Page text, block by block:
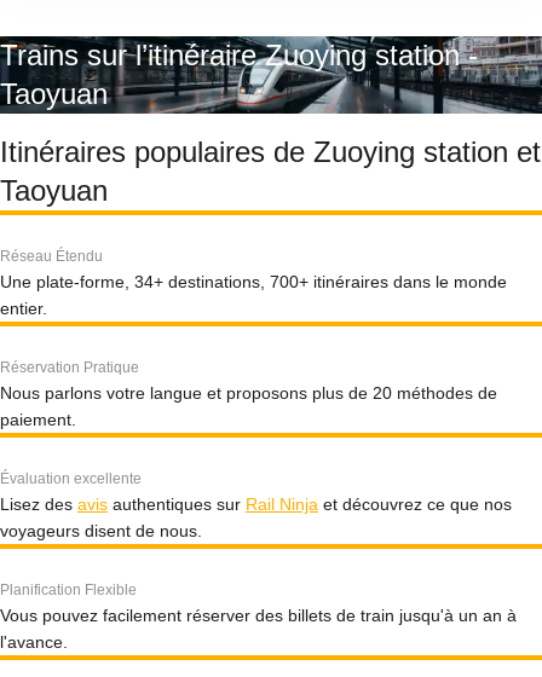
Trains sur l’itinéraire Zuoying station -
Taoyuan
Itinéraires populaires de Zuoying station et
Taoyuan
Réseau Étendu
Une plate-forme, 34+ destinations, 700+ itinéraires dans le monde
entier.
Réservation Pratique
Nous parlons votre langue et proposons plus de 20 méthodes de
paiement.
Évaluation excellente
Lisez des avis authentiques sur Rail Ninja et découvrez ce que nos
voyageurs disent de nous.
Planification Flexible
Vous pouvez facilement réserver des billets de train jusqu'à un an à
l'avance.